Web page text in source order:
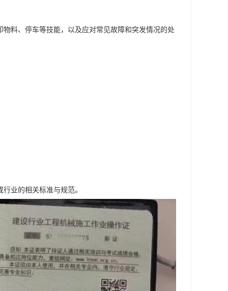
料、停车等技能，以及应对常见故障和突发情况的处
业的相关标准与规范。